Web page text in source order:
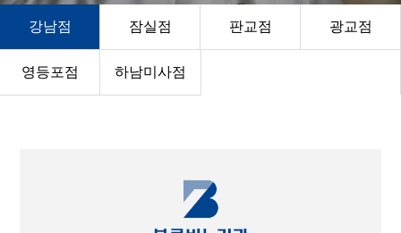
강남점 잠실점 판교점 광교점
영등포점 하남미사점